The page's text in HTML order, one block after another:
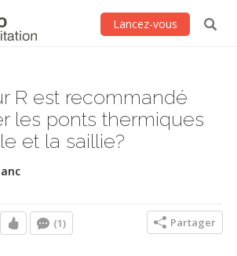
Lancez-vous
R est recommandé
les ponts thermiques
et la saillie?
(1) Partager